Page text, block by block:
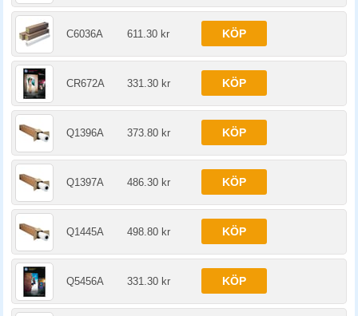
C6036A 611.30 kr KÖP
CR672A 331.30 kr KÖP
Q1396A 373.80 kr KÖP
Q1397A 486.30 kr KÖP
Q1445A 498.80 kr KÖP
Q5456A 331.30 kr KÖP